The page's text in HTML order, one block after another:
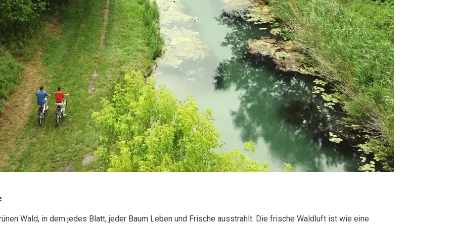
Wald, in dem jedes Blatt, jeder Baum Leben und Frische ausstrahlt. Die frische Waldluft ist wie eine